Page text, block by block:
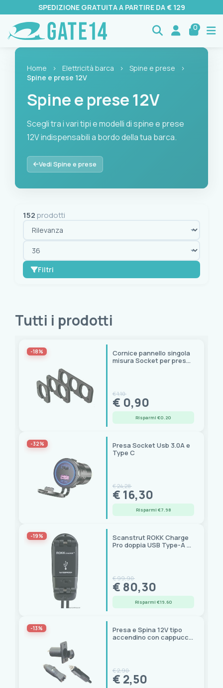
SPEDIZIONE GRATUITA A PARTIRE DA € 129
0
Home › Elettricità barca › Spine e prese
›
Spine e prese 12V
Spine e prese 12V
Scegli tra i vari tipi e modelli di spine e prese
12V indispensabili a bordo della tua barca.
Scegli tra i vari tipi e modelli di spine e prese 12V
Vedi Spine e prese
152prodotti
Filtri
Disponibilità
Spedizione immediata
Scontati (150)
Marca
CBE
CLAMP(1)
GATE14(2)
Hubbell(2)
Marinco
Scanstrut
Startech (1)
Techno
Trem
(53)
Uflex
(1)
1,00 € - 289,00 €
Tutti i prodotti
-18%
Cornice pannello singola
misura Socket per prese
€ 1,10
€ 0,90
Risparmi €0.20
-32%
Presa Socket Usb 3.0A e
Type C
€ 24,28
€ 16,30
Risparmi €7.98
-19%
Scanstrut ROKK Charge
Pro doppia USB Type-A +
€ 99,90
€ 80,30
Risparmi €19.60
-13%
Presa e Spina 12V tipo
accendino con cappuccio
€ 2,90
€ 2,50